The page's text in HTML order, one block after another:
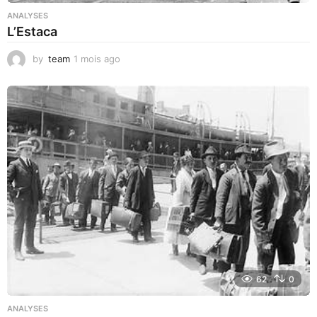
ANALYSES
L’Estaca
by team 1 mois ago
i
s
a
o
62 0
ANALYSES